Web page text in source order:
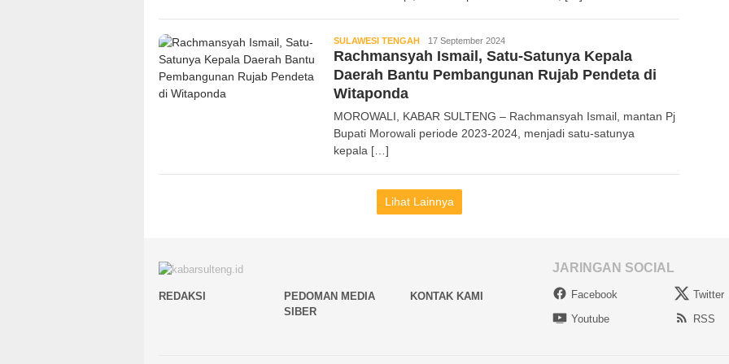
SULAWESI TENGAH Kabar
Sulteng
17 September 2024
Rachmansyah Ismail, Satu-Satunya Kepala
Daerah Bantu Pembangunan Rujab Pendeta di
Witaponda
MOROWALI, KABAR SULTENG – Rachmansyah Ismail, mantan Pj
Bupati Morowali periode 2023-2024, menjadi satu-satunya
kepala […]
Lihat Lainnya
REDAKSI
PEDOMAN MEDIA
SIBER
KONTAK KAMI
JARINGAN SOCIAL
Facebook Twitter
Youtube
RSS